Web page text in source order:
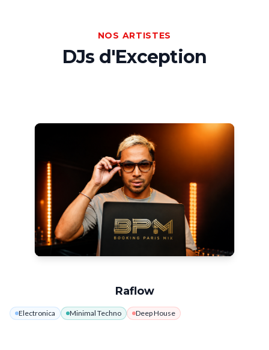
NOS ARTISTES
DJs d'Exception
Raflow
Electronica Minimal Techno Deep House